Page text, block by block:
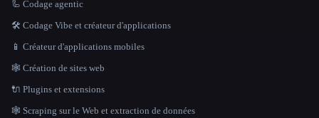
🦾 Codage agentic
🛠️ Codage Vibe et créateur d'applications
📱 Créateur d'applications mobiles
🕸 Création de sites web
🔌 Plugins et extensions
🕸️ Scraping sur le Web et extraction de données